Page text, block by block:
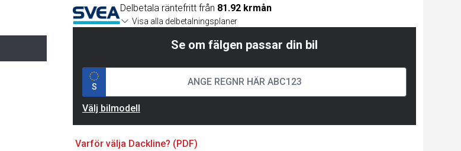
Delbetala räntefritt från 81.92 krmån
Visa alla delbetalningsplaner
Se om fälgen passar din bil
S
Välj bilmodell
Varför välja Dackline? (PDF)